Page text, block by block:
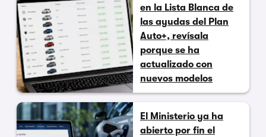
en la Lista Blanca de
las ayudas del Plan
Auto+, revísala
porque se ha
actualizado con
nuevos modelos
El Ministerio ya ha
abierto por fin el